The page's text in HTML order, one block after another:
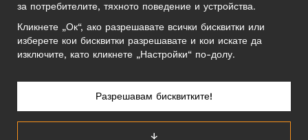
БИЗНЕС АДРЕС
Motley Denim Europe OÜ
Narva mnt 5, EE-10117 Tallinn
Reg: 12356245
Внимание! Не връщайте продукти на този адрес!
за потребителите, тяхното поведение и устройства.
Кликнете „Ок“, ако разрешавате всички бисквитки или
изберете кои бисквитки разрешавате и кои искате да
изключите, като кликнете „Настройки“ по-долу.
↓
Разрешавам бисквитките!